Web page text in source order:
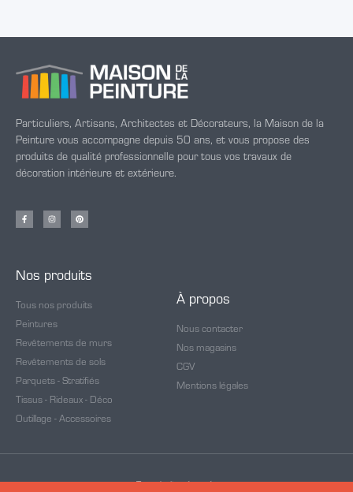
Particuliers, Artisans, Architectes et Décorateurs, la Maison de la
Peinture vous accompagne depuis 50 ans, et vous propose des
produits de qualité professionnelle pour tous vos travaux de
décoration intérieure et extérieure.
Nos produits
Tous nos produits
Peintures
Revêtements de murs
Revêtements de sols
Parquets - Stratifiés
Tissus - Rideaux - Déco
Outillage - Accessoires
À propos
Nous contacter
Nos magasins
CGV
Mentions légales
Tous droits réservés